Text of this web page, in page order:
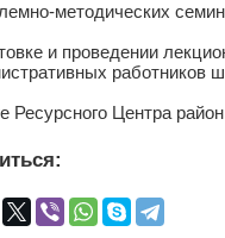
методических
и проведении
работников
Ресурсного Центра